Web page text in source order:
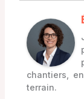
chantiers,
terrain.